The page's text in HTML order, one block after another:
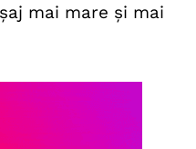
mai mare și mai